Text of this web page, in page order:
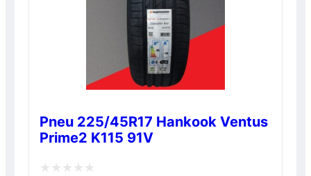
Pneu 225/45R17 Hankook Ventus
Prime2 K115 91V